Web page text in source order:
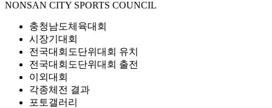
NONSAN CITY SPORTS COUNCIL
충청남도체육대회
시장기대회
전국대회도단위대회 유치
전국대회도단위대회 출전
이외대회
각종체전 결과
포토갤러리